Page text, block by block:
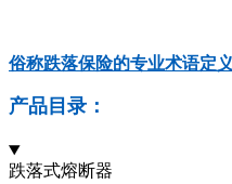
俗称跌落保险的专业术语定义
产品目录：
跌落式熔断器